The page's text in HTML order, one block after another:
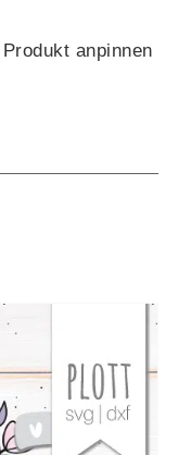
Produkt anpinnen